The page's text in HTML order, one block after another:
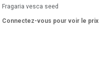
Fragaria vesca seed
Connectez-vous pour voir le prix